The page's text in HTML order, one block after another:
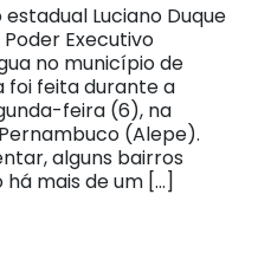
Luciano Duque
Executivo
no município de
foi feita durante a
feira (6), na
(Alepe).
alguns bairros
mais de um […]